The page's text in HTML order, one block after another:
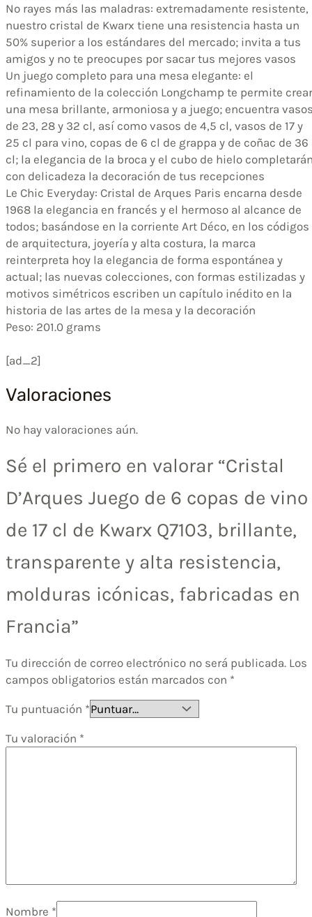
No rayes más las maladras: extremadamente resistente,
nuestro cristal de Kwarx tiene una resistencia hasta un
50% superior a los estándares del mercado; invita a tus
amigos y no te preocupes por sacar tus mejores vasos
Un juego completo para una mesa elegante: el
refinamiento de la colección Longchamp te permite crear
una mesa brillante, armoniosa y a juego; encuentra
de 23, 28 y 32 cl, así como vasos de 4,5 cl, vasos de 17 y
25 cl para vino, copas de 6 cl de grappa y de coñac de 36
cl; la elegancia de la broca y el cubo de hielo
con delicadeza la decoración de tus recepciones
Le Chic Everyday: Cristal de Arques Paris encarna desde
1968 la elegancia en francés y el hermoso al alcance de
todos; basándose en la corriente Art Déco, en los códigos
de arquitectura, joyería y alta costura, la marca
reinterpreta hoy la elegancia de forma espontánea y
actual; las nuevas colecciones, con formas estilizadas y
motivos simétricos escriben un capítulo inédito en la
historia de las artes de la mesa y la decoración
Peso: 201.0 grams
[ad_2]
Valoraciones
No hay valoraciones aún.
Sé el primero en valorar “Cristal
D’Arques Juego de 6 copas de vino
de 17 cl de Kwarx Q7103, brillante,
transparente y alta resistencia,
molduras icónicas, fabricadas en
Francia”
Tu dirección de correo electrónico no será publicada. Los
campos obligatorios están marcados con *
Tu puntuación *
Tu valoración *
Nombre *